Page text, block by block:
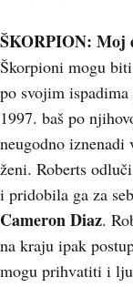
ŠKORPION: Moj
Škorpioni mogu
po svojim
1997. baš po
neugodno
ženi. Roberts
i pridobila ga za
Cameron Diaz.
na kraju ipak
mogu prihvatiti i